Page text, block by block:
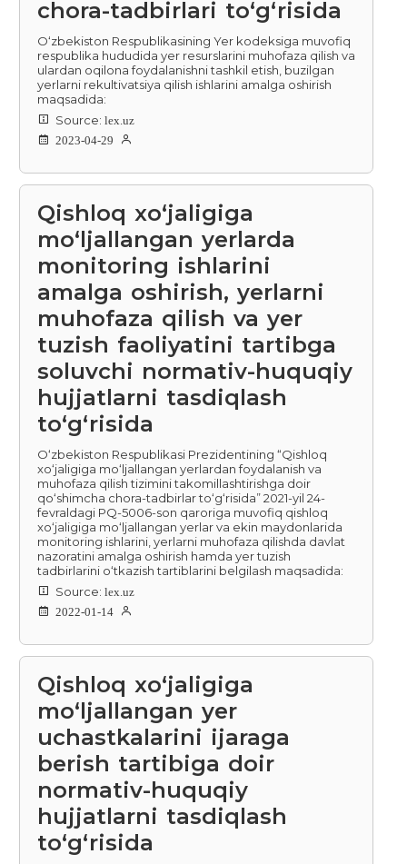
chora-tadbirlari to‘g‘risida
O‘zbekiston Respublikasining Yer kodeksiga muvofiq
respublika hududida yer resurslarini muhofaza qilish va
ulardan oqilona foydalanishni tashkil etish, buzilgan
yerlarni rekultivatsiya qilish ishlarini amalga oshirish
maqsadida:
Source: lex.uz
2023-04-29
Qishloq xo‘jaligiga
mo‘ljallangan yerlarda
monitoring ishlarini
amalga oshirish, yerlarni
muhofaza qilish va yer
tuzish faoliyatini tartibga
soluvchi normativ-huquqiy
hujjatlarni tasdiqlash
to‘g‘risida
O‘zbekiston Respublikasi Prezidentining “Qishloq
xo‘jaligiga mo‘ljallangan yerlardan foydalanish va
muhofaza qilish tizimini takomillashtirishga doir
qo‘shimcha chora-tadbirlar to‘g‘risida” 2021-yil 24-
fevraldagi PQ-5006-son qaroriga muvofiq qishloq
xo‘jaligiga mo‘ljallangan yerlar va ekin maydonlarida
monitoring ishlarini, yerlarni muhofaza qilishda davlat
nazoratini amalga oshirish hamda yer tuzish
tadbirlarini o‘tkazish tartiblarini belgilash maqsadida:
Source: lex.uz
2022-01-14
Qishloq xo‘jaligiga
mo‘ljallangan yer
uchastkalarini ijaraga
berish tartibiga doir
normativ-huquqiy
hujjatlarni tasdiqlash
to‘g‘risida